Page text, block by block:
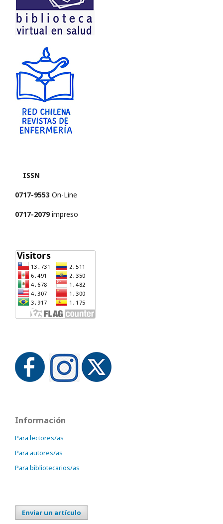
ISSN
0717-9553 On-Line
0717-2079impreso
Información
Para lectores/as
Para autores/as
Para bibliotecarios/as
Enviar un artículo